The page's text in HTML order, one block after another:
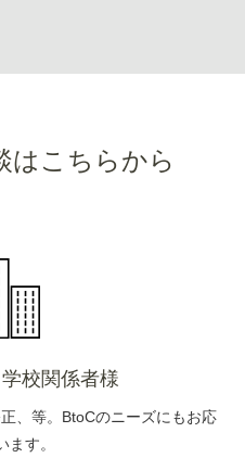
はこちらから
校関係者様
、等。BtoCのニーズにもお応
ます。